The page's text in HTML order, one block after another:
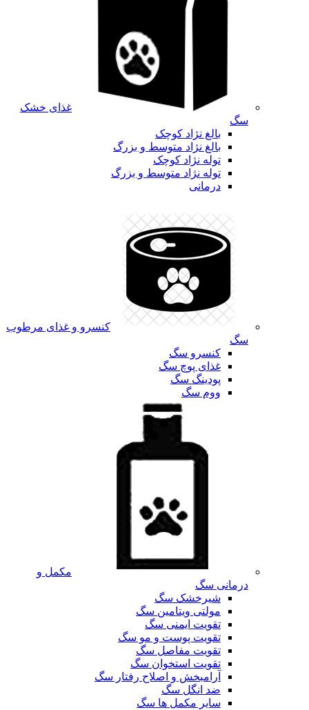
غذای خشک
سگ
بالغ نژاد کوچک
بالغ نژاد متوسط و بزرگ
توله نژاد کوچک
توله نژاد متوسط و بزرگ
درمانی
کنسرو و غذای مرطوب
سگ
کنسرو سگ
غذای پوچ سگ
پودینگ سگ
ووم سگ
مکمل و
درمانی سگ
شیرخشک سگ
مولتی ویتامین سگ
تقویت ایمنی سگ
تقویت پوست و مو سگ
تقویت مفاصل سگ
تقویت استخوان سگ
آرامبخش و اصلاح رفتار سگ
ضد انگل سگ
سایر مکمل ها سگ